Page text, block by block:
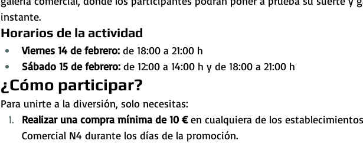
instante.
Horarios de la actividad
Viernes 14 de febrero: de 18:00 a 21:00 h
Sábado 15 de febrero: de 12:00 a 14:00 h y de 18:00 a 21:00 h
¿Cómo participar?
Para unirte a la diversión, solo necesitas:
Realizar una compra mínima de 10 € en cualquiera de los
Comercial N4 durante los días de la promoción.